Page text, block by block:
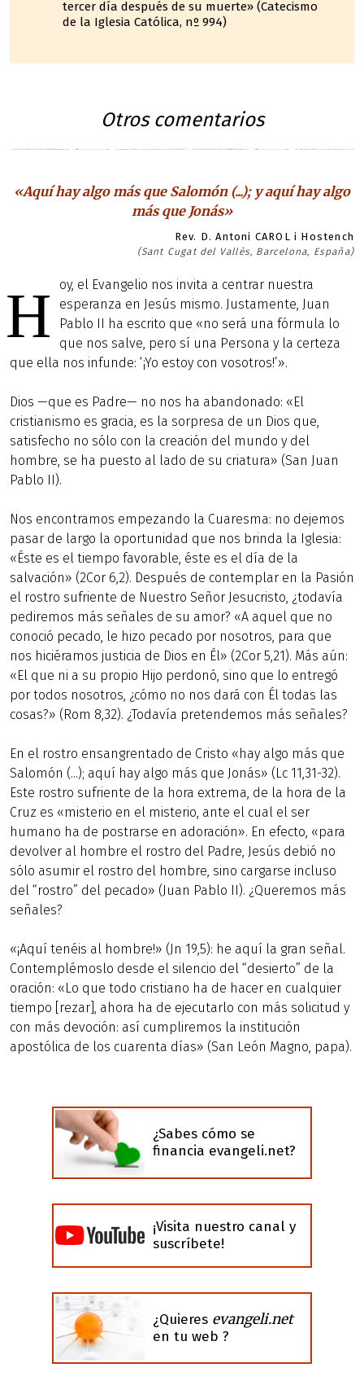
tercer día después de su muerte» (Catecismo
de la Iglesia Católica, nº 994)
Otros comentarios
«Aquí hay algo más que Salomón (...); y aquí hay algo
más que Jonás»
Rev. D. Antoni CAROL i Hostench
(Sant Cugat del Vallès, Barcelona, España)
H
oy, el Evangelio nos invita a centrar nuestra
esperanza en Jesús mismo. Justamente, Juan
Pablo II ha escrito que «no será una fórmula lo
que nos salve, pero sí una Persona y la certeza
que ella nos infunde: ‘¡Yo estoy con vosotros!’».
Dios —que es Padre— no nos ha abandonado: «El
cristianismo es gracia, es la sorpresa de un Dios que,
satisfecho no sólo con la creación del mundo y del
hombre, se ha puesto al lado de su criatura» (San Juan
Pablo II).
Nos encontramos empezando la Cuaresma: no dejemos
pasar de largo la oportunidad que nos brinda la Iglesia:
«Éste es el tiempo favorable, éste es el día de la
salvación» (2Cor 6,2). Después de contemplar en la Pasión
el rostro sufriente de Nuestro Señor Jesucristo, ¿todavía
pediremos más señales de su amor? «A aquel que no
conoció pecado, le hizo pecado por nosotros, para que
nos hiciéramos justicia de Dios en Él» (2Cor 5,21). Más aún:
«El que ni a su propio Hijo perdonó, sino que lo entregó
por todos nosotros, ¿cómo no nos dará con Él todas las
cosas?» (Rom 8,32). ¿Todavía pretendemos más señales?
En el rostro ensangrentado de Cristo «hay algo más que
Salomón (...); aquí hay algo más que Jonás» (Lc 11,31-32).
Este rostro sufriente de la hora extrema, de la hora de la
Cruz es «misterio en el misterio, ante el cual el ser
humano ha de postrarse en adoración». En efecto, «para
devolver al hombre el rostro del Padre, Jesús debió no
sólo asumir el rostro del hombre, sino cargarse incluso
del “rostro” del pecado» (Juan Pablo II). ¿Queremos más
señales?
«¡Aquí tenéis al hombre!» (Jn 19,5): he aquí la gran señal.
Contemplémoslo desde el silencio del “desierto” de la
oración: «Lo que todo cristiano ha de hacer en cualquier
tiempo [rezar], ahora ha de ejecutarlo con más solicitud y
con más devoción: así cumpliremos la institución
apostólica de los cuarenta días» (San León Magno, papa).
¿Sabes cómo se
financia evangeli.net?
¡Visita nuestro canal y
suscríbete!
¿Quieres evangeli.net
en tu web ?